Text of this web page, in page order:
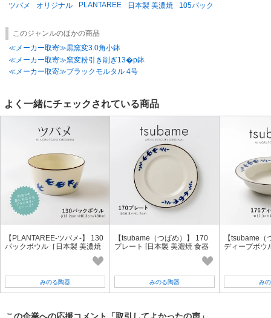
ツバメ
オリジナル PLANTAREE 日本製 美濃焼 105パック
このジャンルのほかの商品
≪メーカー取寄≫黒窯変3.0角小鉢
≪メーカー取寄≫窯変粉引き削ぎ13�p鉢
≪メーカー取寄≫ブラックモルタル 4号
よく一緒にチェックされている商品
【PLANTAREE-ツバメ-】 130
パックボウル［日本製 美濃焼
みのる陶器
【tsubame（つばめ）】 170
プレート [日本製 美濃焼 食器
みのる陶器
【tsubame
ディープボウ
み